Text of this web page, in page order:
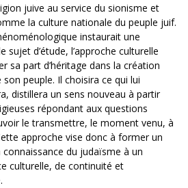
juive au service du sionisme et
la culture nationale du peuple juif.
instaurait une
sujet d’étude, l’approche culturelle
sa part d’héritage dans la création
peuple. Il choisira ce qui lui
distillera un sens nouveau à partir
répondant aux questions
le transmettre, le moment venu, à
approche vise donc à former un
du judaïsme à un
culturelle, de continuité et